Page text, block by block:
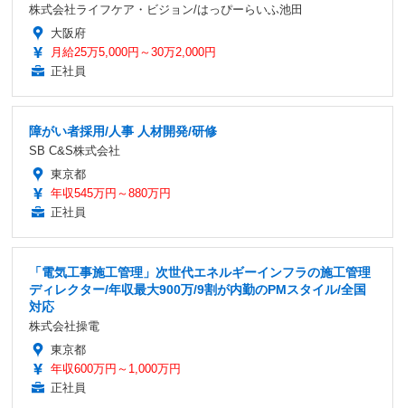
株式会社ライフケア・ビジョン/はっぴーらいふ池田
大阪府
月給25万5,000円～30万2,000円
正社員
障がい者採用/人事 人材開発/研修
SB C&S株式会社
東京都
年収545万円～880万円
正社員
「電気工事施工管理」次世代エネルギーインフラの施工管理
ディレクター/年収最大900万/9割が内勤のPMスタイル/全国
対応
株式会社操電
東京都
年収600万円～1,000万円
正社員